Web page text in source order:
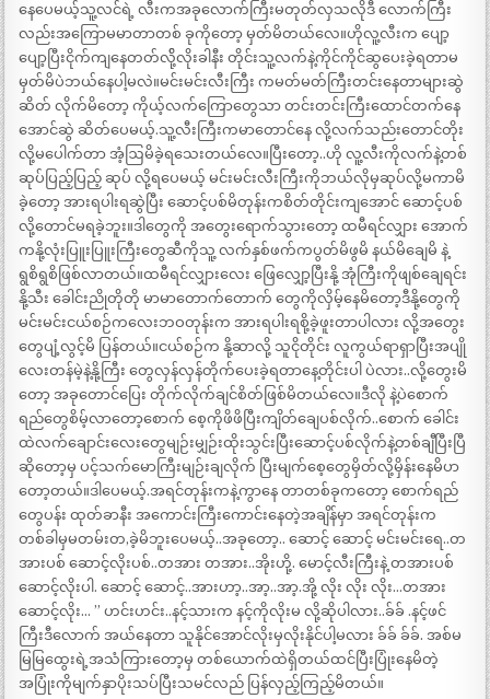
နေပေမယ့်သူ့လင်ရဲ့ လီးကအခုလောက်ကြီးမတုတ်လှသလိုဒီ လောက်ကြီး
လည်းအကြောမမာတာတစ် ခုကိုတော့ မှတ်မိတယ်လေ။ဟိုလူ့လီးက ပျော့
ပျော့ပြီးငိုက်ကျနေတတ်လို့်လိုးခါနီး တိုင်းသူ့လက်နဲ့ကိုင်ကိုင်ဆွပေးခဲ့ရတာမ
မှတ်မိပဲဘယ်နေပါ့မလဲ။မင်းမင်းလီးကြီး ကမတ်မတ်ကြီးတင်းနေတာများဆွဲ
ဆိတ် လိုက်မိတော့ ကိုယ့်လက်ကြောတွေသာ တင်းတင်းကြီးထောင်တက်နေ
အောင်ဆွဲ ဆိတ်ပေမယ့်.သူ့လီးကြီးကမာတောင်နေ လို့လက်သည်းတောင်တိုး
လို့မပေါက်တာ အံ့ဩမိခဲ့ရသေးတယ်လေ။ပြီးတော့..ဟို လူ့လီးကိုလက်နဲ့တစ်
ဆုပ်ပြည့်ပြည့် ဆုပ် လို့ရပေမယ့် မင်းမင်းလီးကြီးကိုဘယ်လိုမှဆုပ်လို့မကာမိ
ခဲ့တော့ အားရပါးရဆွဲပြီး ဆောင့်ပစ်မိတုန်းကစိတ်တိုင်းကျအောင် ဆောင့်ပစ်
လို့တောင်မရခဲ့ဘူး။ဒါတွေကို အတွေးရောက်သွားတော့ ထမီရင်လျှား အောက်
ကနို့လုံးပြူးပြူးကြီးတွေဆီကိုသူ့ လက်နှစ်ဖက်ကပွတ်မိဖွမိ နယ်မိချေမိ နဲ့
ရွစိရွစိဖြစ်လာတယ်။ထမီရင်လျှားလေး ဖြေလျှော့ပြီးနို့ အုံကြီးကိုဖျစ်ချေရင်း
နို့သီး ခေါင်းညိုတိုတို မာမာတောက်တောက် တွေကိုလှိမ့်နေမိတော့ဒီနို့တွေကို
မင်းမင်းငယ်စဉ်ကလေးဘဝတုန်းက အားရပါးရစို့ခဲ့ဖူးတာပါလား လို့အတွေး
တွေပျံ့လွင့်မိ ပြန်တယ်။ငယ်စဉ်က နို့ဆာလို့ သူငိုတိုင်း လူကွယ်ရာရှာပြီးအပျို
လေးတန်မဲ့နဲ့နို့ကြီး တွေလှန်လှန်တိုက်ပေးခဲ့ရတာနေ့တိုင်းပါ ပဲလား..လို့တွေးမိ
တော့ အခုတောင်ပြေး တိုက်လိုက်ချင်စိတ်ဖြစ်မိတယ်လေ။ဒီလို နဲ့ပဲစောက်
ရည်တွေစိမ့်လာတော့စောက် စေ့ကိုဖိဖိပြီးကျိတ်ချေပစ်လိုက်..စောက် ခေါင်း
ထဲလက်ချောင်းလေးတွေမျဉ်းမျှဉ်းထိုးသွင်းပြီးဆောင့်ပစ်လိုက်နဲ့တစ်ချီပြီးပြီ
ဆိုတော့မှ ပင့်သက်မောကြီးမျဉ်းချလိုက် ပြီးမျက်စေ့တွေမှိတ်လို့မှိန်းနေမိပာ
တော့တယ်။ဒါပေမယ့်.အရင်တုန်းကနဲ့ကွာနေ တာတစ်ခုကတော့ စောက်ရည်
တွေပန်း ထုတ်ခာနီး အကောင်းကြီးကောင်းနေတဲ့အချိန်မှာ အရင်တုန်းက
တစ်ခါမှမတမ်းတ,ခဲ့မိဘူးပေမယ့်..အခုတော့.. ဆောင့် ဆောင့် မင်းမင်းရေ..တ
အားပစ် ဆောင့်လိုးပစ်..တအား တအား..အိုးဟို့. မောင့်လီးကြီးနဲ့ တအားပစ်
ဆောင့်လိုးပါ. ဆောင့် ဆောင့်..အားဟာ့..အာ့..အာ့.အို့ လိုး လိုး လိုး…တအား
ဆောင့်လိုး… ” ဟင်းဟင်း..နင့်သားက နင့်ကိုလိုးမ လို့ဆိုပါလား..ခ်ခ် .နင့်ဖင်
ကြီးဒီလောက် အယ်နေတာ သူနိုင်အောင်လိုးမှလိုးနိုင်ပါ့မလား ခ်ခ် ခ်ခ်. အစ်မ
မြမြထွေးရဲ့အသံကြားတော့မှ တစ်ယောက်ထဲရှိတယ်ထင်ပြီးပြုံးနေမိတဲ့
အပြုံးကိုမျက်နှာပိုးသပ်ပြီးသမင်လည် ပြန်လှည့်ကြည့်မိတယ်။